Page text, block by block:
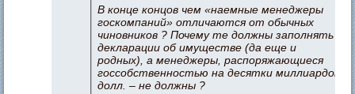
В конце концов чем «наемные менеджеры
госкомпаний» отличаются от обычных
чиновников ? Почему те должны заполнять
декларации об имуществе (да еще и
родных), а менеджеры, распоряжающиеся
госсобственностью на десятки миллиардов
долл. – не должны ?